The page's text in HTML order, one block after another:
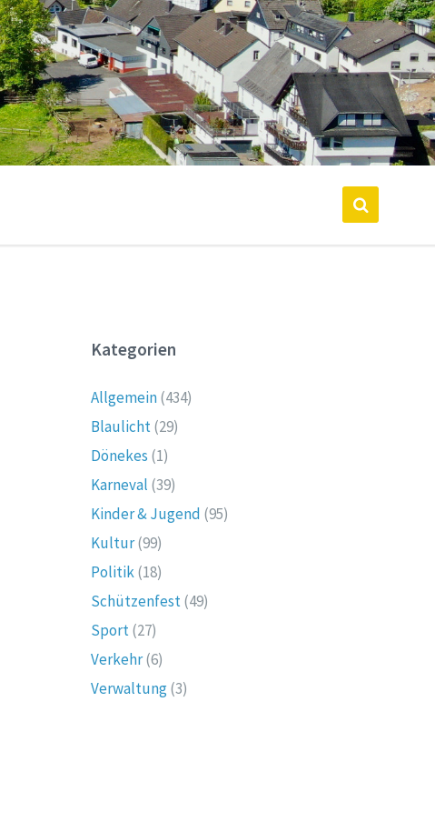
Kategorien
Allgemein(434)
Blaulicht(29)
Dönekes (1)
Karneval (39)
Kinder & Jugend (95)
Kultur(99)
Politik(18)
Schützenfest(49)
Sport(27)
Verkehr(6)
Verwaltung(3)